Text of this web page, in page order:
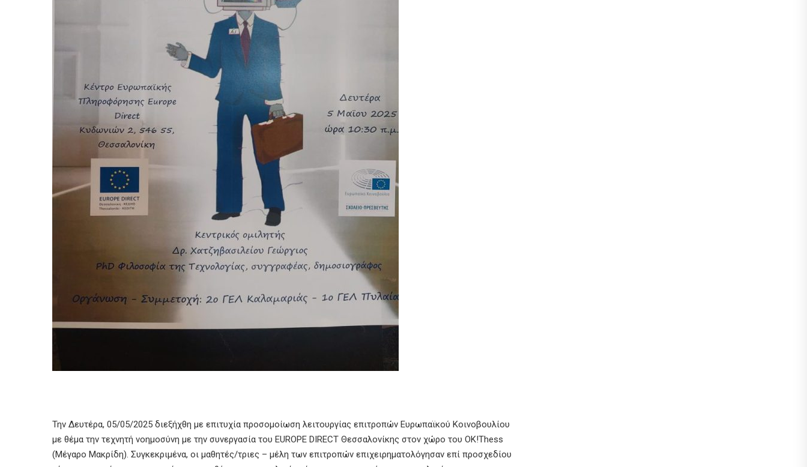
Την Δευτέρα, 05/05/2025 διεξήχθη με επιτυχία προσομοίωση λειτουργίας επιτροπών Ευρωπαϊκού Κοινοβουλίου
με θέμα την τεχνητή νοημοσύνη με την συνεργασία του EUROPE DIRECT Θεσσαλονίκης στον χώρο του OK!Thess
(Μέγαρο Μακρίδη). Συγκεκριμένα, οι μαθητές/τριες – μέλη των επιτροπών επιχειρηματολόγησαν επί προσχεδίου